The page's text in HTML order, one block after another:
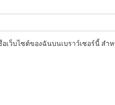
เว็บไซต์ของฉันบนเบราว์เซอร์นี้ สำ